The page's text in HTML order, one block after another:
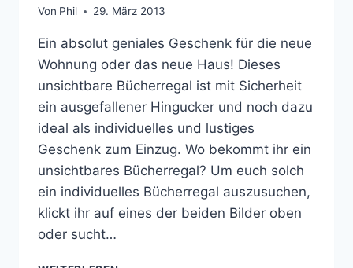
Von Phil 29. März 2013
Ein absolut geniales Geschenk für die neue
Wohnung oder das neue Haus! Dieses
unsichtbare Bücherregal ist mit Sicherheit
ein ausgefallener Hingucker und noch dazu
ideal als individuelles und lustiges
Geschenk zum Einzug. Wo bekommt ihr ein
unsichtbares Bücherregal? Um euch solch
ein individuelles Bücherregal auszusuchen,
klickt ihr auf eines der beiden Bilder oben
oder sucht…